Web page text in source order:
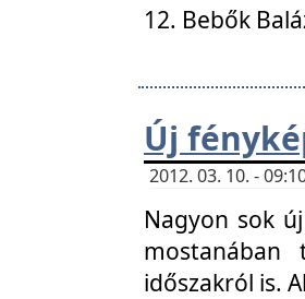
12. Bebők
Új
2012. 03. 10. -
Nagyon sok
mostanában
időszakról is.